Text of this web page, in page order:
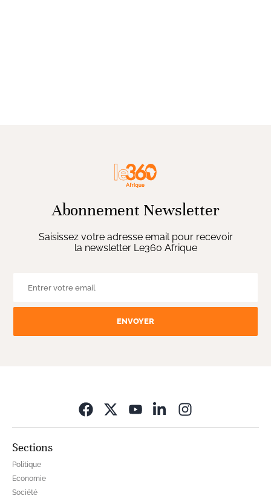
Abonnement Newsletter
Saisissez votre adresse email pour recevoir
la newsletter Le360 Afrique
ENVOYER
Sections
Politique
Economie
Société